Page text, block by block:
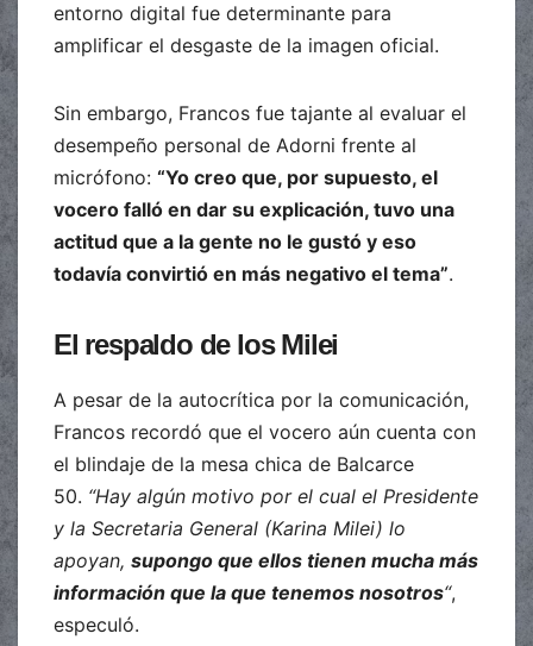
entorno digital fue determinante para
amplificar el desgaste de la imagen oficial.
Sin embargo, Francos fue tajante al evaluar el
desempeño personal de Adorni frente al
micrófono: “Yo creo que, por supuesto, el
vocero falló en dar su explicación, tuvo una
actitud que a la gente no le gustó y eso
todavía convirtió en más negativo el tema”.
El respaldo de los Milei
A pesar de la autocrítica por la comunicación,
Francos recordó que el vocero aún cuenta con
el blindaje de la mesa chica de Balcarce
50. “Hay algún motivo por el cual el Presidente
y la Secretaria General (Karina Milei) lo
apoyan, supongo que ellos tienen mucha más
información que la que tenemos nosotros“,
especuló.